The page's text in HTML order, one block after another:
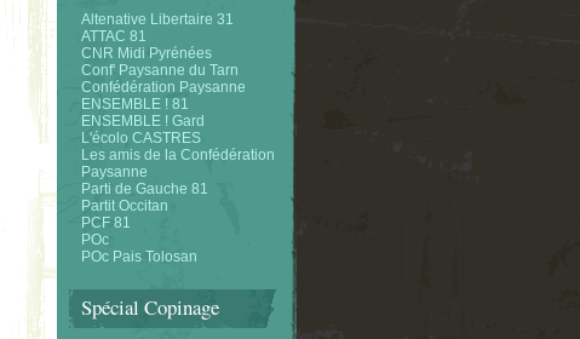
Altenative Libertaire 31
ATTAC 81
CNR Midi Pyrénées
Conf' Paysanne du Tarn
Confédération Paysanne
ENSEMBLE ! 81
ENSEMBLE ! Gard
L'écolo CASTRES
Les amis de la Confédération
Paysanne
Parti de Gauche 81
Partit Occitan
PCF 81
POc
POc Pais Tolosan
Spécial Copinage